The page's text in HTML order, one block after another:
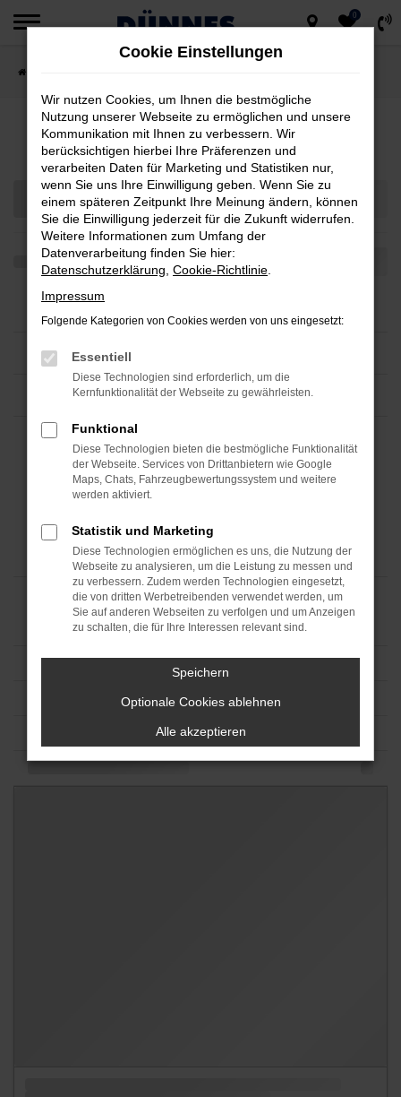
Zum
springen
0
Fahrzeugmarkt
Cookie Einstellungen
Wir nutzen Cookies, um Ihnen die bestmögliche
Nutzung unserer Webseite zu ermöglichen und unsere
Kommunikation mit Ihnen zu verbessern. Wir
berücksichtigen hierbei Ihre Präferenzen und
verarbeiten Daten für Marketing und Statistiken nur,
wenn Sie uns Ihre Einwilligung geben. Wenn Sie zu
einem späteren Zeitpunkt Ihre Meinung ändern, können
Sie die Einwilligung jederzeit für die Zukunft widerrufen.
Weitere Informationen zum Umfang der
Datenverarbeitung finden Sie hier:
Datenschutzerklärung Cookie-Richtlinie
Impressum
Folgende Kategorien von Cookies werden von uns eingesetzt:
Essentiell
Diese Technologien sind erforderlich, um die
Kernfunktionalität der Webseite zu gewährleisten.
Funktional
Diese Technologien bieten die bestmögliche Funktionalität
der Webseite. Services von Drittanbietern wie Google
Maps, Chats, Fahrzeugbewertungssystem und weitere
werden aktiviert.
Statistik und Marketing
Diese Technologien ermöglichen es uns, die Nutzung der
Webseite zu analysieren, um die Leistung zu messen und
zu verbessern. Zudem werden Technologien eingesetzt,
die von dritten Werbetreibenden verwendet werden, um
Sie auf anderen Webseiten zu verfolgen und um Anzeigen
zu schalten, die für Ihre Interessen relevant sind.
Speichern
Optionale Cookies ablehnen
Alle akzeptieren